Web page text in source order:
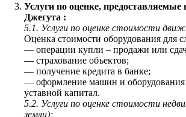
Услуги по оценке, предоставляемые
Джегута :
5.1. Услуги по оценке стоимости
Оценка стоимости оборудования для
— операции купли – продажи или
— страхование объектов;
— получение кредита в банке;
— оформление машин и оборудования
уставной капитал.
5.2. Услуги по оценке стоимости
земли);